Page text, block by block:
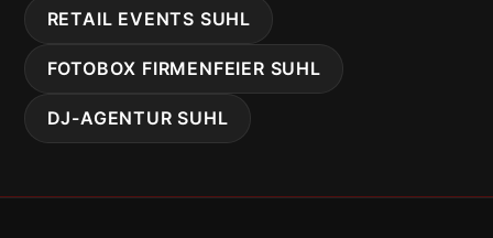
RETAIL EVENTS SUHL
FOTOBOX FIRMENFEIER SUHL
DJ-AGENTUR SUHL